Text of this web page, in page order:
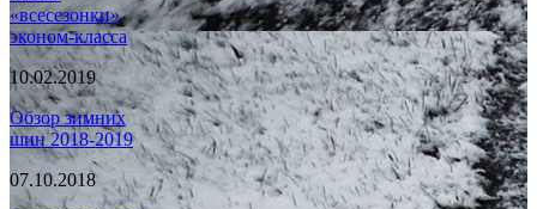
«всесезонки»
эконом-класса
10.02.2019
Обзор зимних
шин 2018-2019
07.10.2018